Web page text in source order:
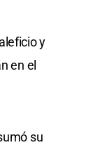
y
en el
su